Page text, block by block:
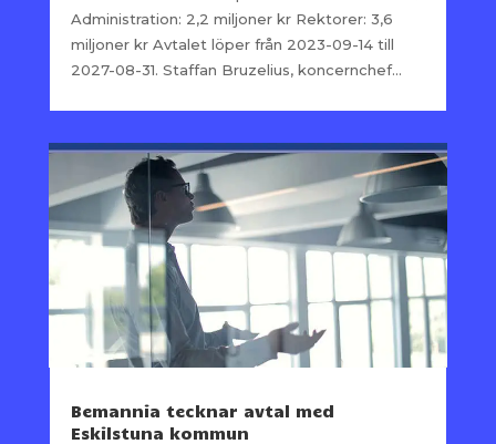
Administration: 2,2 miljoner kr Rektorer: 3,6
miljoner kr Avtalet löper från 2023-09-14 till
2027-08-31. Staffan Bruzelius, koncernchef...
Bemannia tecknar avtal med
Eskilstuna kommun